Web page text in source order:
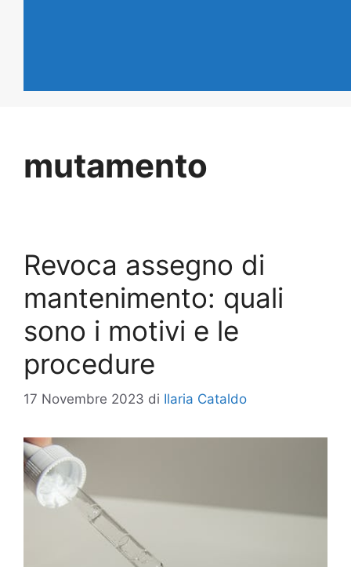
mutamento
Revoca assegno di
mantenimento: quali
sono i motivi e le
procedure
17 Novembre 2023 di Ilaria Cataldo